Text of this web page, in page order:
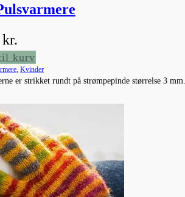
kr.
kurv
Kvinder
er strikket rundt på strømpepinde størrelse 3